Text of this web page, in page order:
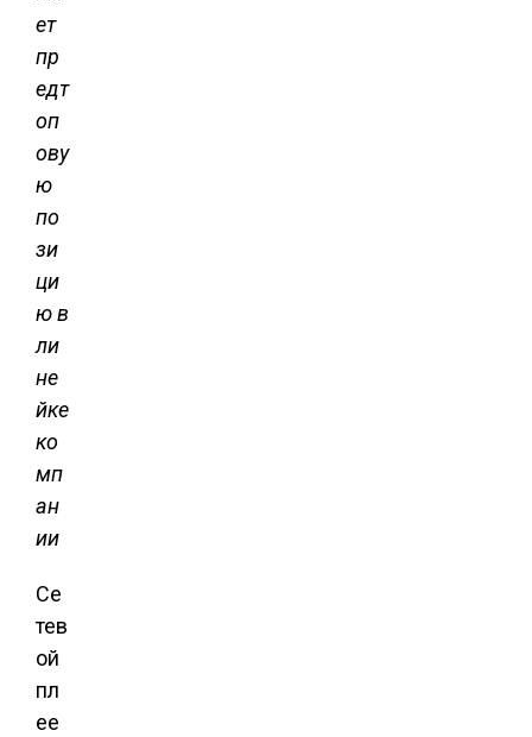
ет
пр
едт
оп
ову
ю
по
зи
ци
ю в
ли
не
йке
ко
мп
ан
ии
Се
тев
ой
пл
ее